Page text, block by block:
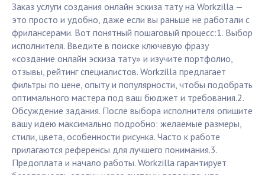
Заказ услуги создания онлайн эскиза тату на Workzilla —
это просто и удобно, даже если вы раньше не работали с
фрилансерами. Вот понятный пошаговый процесс:1. Выбор
исполнителя. Введите в поиске ключевую фразу
«создание онлайн эскиза тату» и изучите портфолио,
отзывы, рейтинг специалистов. Workzilla предлагает
фильтры по цене, опыту и популярности, чтобы подобрать
оптимального мастера под ваш бюджет и требования.2.
Обсуждение задания. После выбора исполнителя опишите
вашу идею максимально подробно: желаемые размеры,
стили, цвета, особенности рисунка. Часто к работе
прилагаются референсы для лучшего понимания.3.
Предоплата и начало работы. Workzilla гарантирует